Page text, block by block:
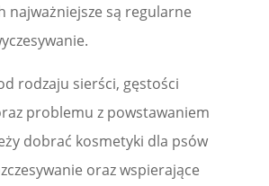
najważniejsze są regularne
rodzaju sierści, gęstości
problemu z powstawaniem
dobrać kosmetyki dla psów
oraz wspierające